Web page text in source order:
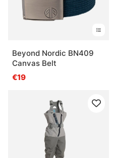
Beyond Nordic BN409
Canvas Belt
€19